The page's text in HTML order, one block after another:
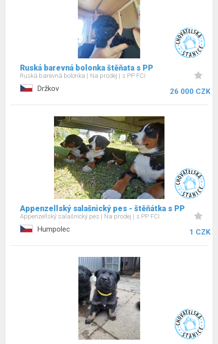
Ruská barevná bolonka štěňata s PP
Ruská barevná bolonka Na prodej s PP FCI
Držkov 26 000 CZK
Appenzellský salašnický pes - štěňátka s PP
Appenzellský salašnický pes Na prodej s PP FCI
Humpolec 1 CZK